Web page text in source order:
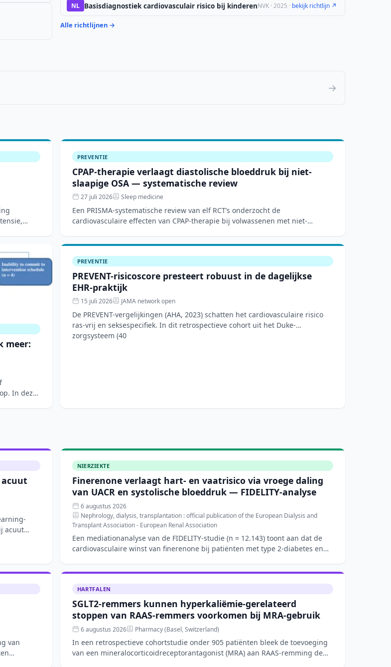
NL Basisdiagnostiek cardiovasculair risico bij kinderenNVK · 2025 · bekijk richtlijn ↗
Alle richtlijnen →
→
PREVENTIE
CPAP-therapie verlaagt diastolische bloeddruk bij niet-
slaapige OSA — systematische review
27 juli 2026 Sleep medicine
Een PRISMA-systematische review van elf RCT’s onderzocht de
cardiovasculaire effecten van CPAP-therapie bij volwassenen met niet-
meer:
In deze
PREVENTIE
PREVENT-risicoscore presteert robuust in de dagelijkse
EHR-praktijk
15 juli 2026 JAMA network open
De PREVENT-vergelijkingen (AHA, 2023) schatten het cardiovasculaire risico
ras-vrij en seksespecifiek. In dit retrospectieve cohort uit het Duke-
zorgsysteem (40
acuut
NIERZIEKTE
Finerenone verlaagt hart- en vaatrisico via vroege daling
van UACR en systolische bloeddruk — FIDELITY-analyse
6 augustus 2026
Nephrology, dialysis, transplantation : official publication of the European Dialysis and
Transplant Association - European Renal Association
Een mediationanalyse van de FIDELITY-studie (n = 12.143) toont aan dat de
cardiovasculaire winst van finerenone bij patiënten met type 2-diabetes en
van
HARTFALEN
SGLT2-remmers kunnen hyperkaliëmie-gerelateerd
stoppen van RAAS-remmers voorkomen bij MRA-gebruik
6 augustus 2026 Pharmacy (Basel, Switzerland)
In een retrospectieve cohortstudie onder 905 patiënten bleek de toevoeging
van een mineralocorticoidreceptorantagonist (MRA) aan RAAS-remming de